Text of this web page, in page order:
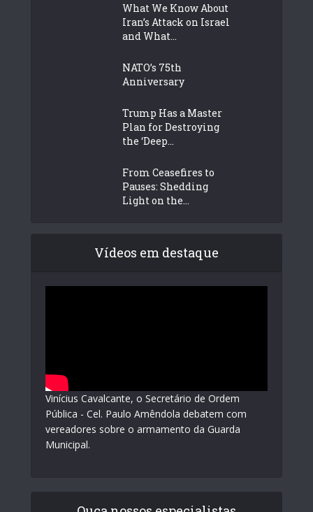
What We Know About
Iran’s Attack on Israel
and What...
NATO’s 75th
Anniversary
Trump Has a Master
Plan for Destroying
the ‘Deep...
From Ceasefires to
Pauses: Shedding
Light on the...
Vídeos em destaque
Vinícius Cavalcante, o Secretário de Ordem
Pública - Cel. Paulo Amêndola debatem com
vereadores sobre o armamento da Guarda
Municipal.